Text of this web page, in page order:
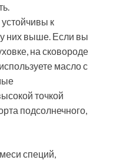
к
них выше. Если вы
на сковороде
масло с
точкой
подсолнечного,
специй,